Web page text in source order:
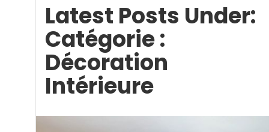
Latest Posts Under:
Catégorie :
Décoration
Intérieure